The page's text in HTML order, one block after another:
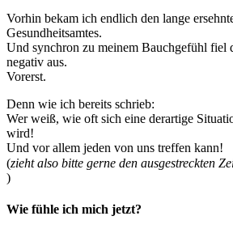
Vorhin bekam ich endlich den lange
Gesundheitsamtes.
Und synchron zu meinem Bauchgefühl fiel
negativ aus.
Vorerst.
Denn wie ich bereits schrieb:
Wer weiß, wie oft sich eine derartige
wird!
Und vor allem jeden von uns treffen kann!
(zieht also bitte gerne den ausgestreckten
)
Wie fühle ich mich jetzt?